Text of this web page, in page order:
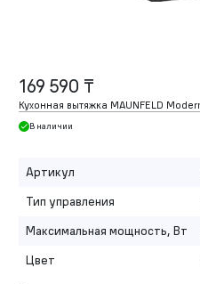
169 590 ₸
Кухонная вытяжка MAUNFELD
В наличии
Артикул
Тип управления
Максимальная мощность, Вт
Цвет